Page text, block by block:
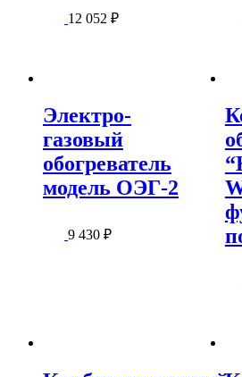
12 052 ₽
Электро-
газовый
обогреватель
модель ОЭГ-2
9 430 ₽